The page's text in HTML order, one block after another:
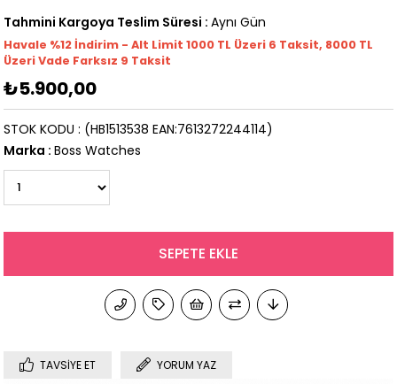
Tahmini Kargoya Teslim Süresi : Aynı Gün
Havale %12 İndirim - Alt Limit 1000 TL Üzeri 6 Taksit, 8000 TL
Üzeri Vade Farksız 9 Taksit
₺5.900,00
(HB1513538 EAN:7613272244114)
STOK KODU
Marka : Boss Watches
TAVSIYE ET YORUM YAZ